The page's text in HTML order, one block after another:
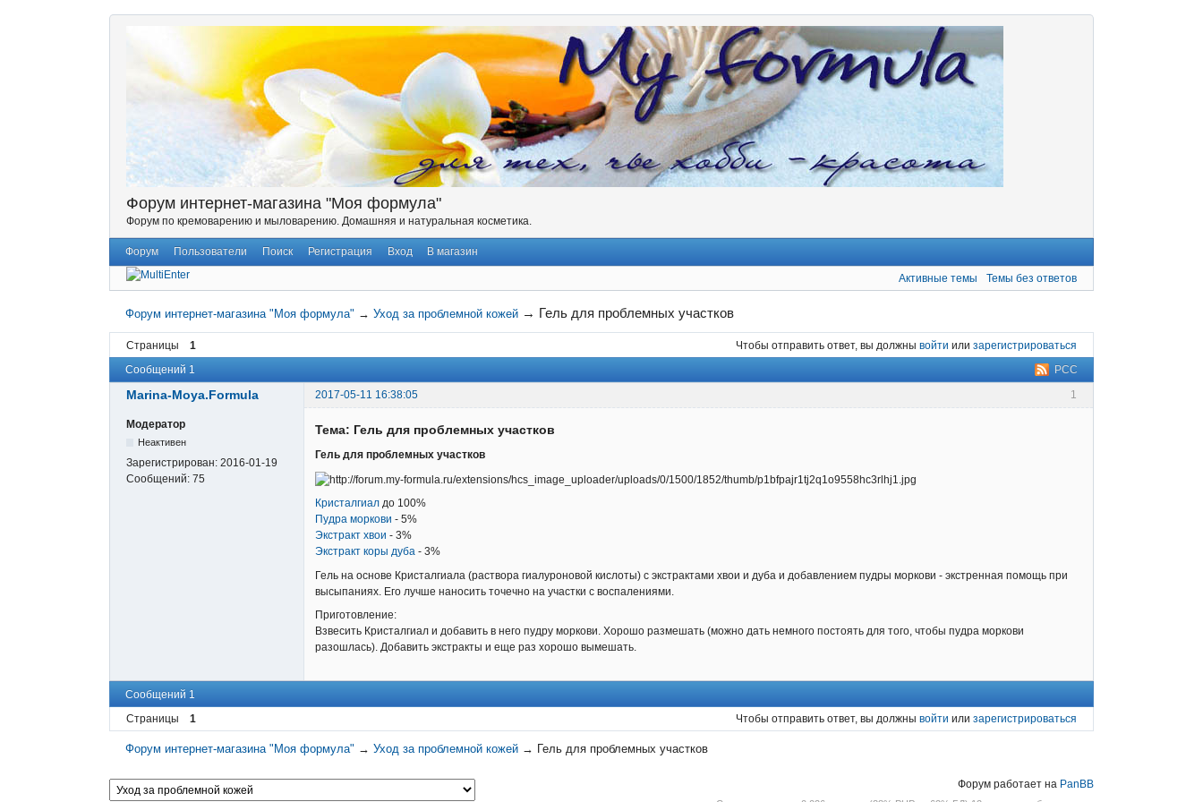
Форум интернет-магазина "Моя формула"
Форум по кремоварению и мыловарению. Домашняя и натуральная косметика.
Форум Пользователи Поиск Регистрация Вход В магазин
Активные темы Темы без ответов
Форум интернет-магазина "Моя формула" →Уход за проблемной кожей → Гель для проблемных участков
Страницы 1 Чтобы отправить ответ, вы должны войти или зарегистрироваться
РСС
Сообщений 1
1
Marina-Moya.Formula 2017-05-11 16:38:05
Модератор
Неактивен
Зарегистрирован: 2016-01-19
Сообщений: 75
Тема: Гель для проблемных участков
Гель для проблемных участков
Кристалгиал до 100%
Пудра моркови - 5%
Экстракт хвои - 3%
Экстракт коры дуба - 3%
Гель на основе Кристалгиала (раствора гиалуроновой кислоты) с экстрактами хвои и дуба и добавлением пудры моркови - экстренная помощь при
высыпаниях. Его лучше наносить точечно на участки с воспалениями.
Приготовление:
Взвесить Кристалгиал и добавить в него пудру моркови. Хорошо размешать (можно дать немного постоять для того, чтобы пудра моркови
разошлась). Добавить экстракты и еще раз хорошо вымешать.
Сообщений 1
Страницы
1 Чтобы отправить ответ, вы должны войти или зарегистрироваться
Форум интернет-магазина "Моя формула" →Уход за проблемной кожей → Гель для проблемных участков
Форум работает на PanBB